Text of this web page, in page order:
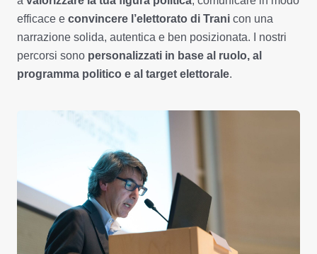
efficace e convincere l’elettorato di Trani con una
narrazione solida, autentica e ben posizionata. I nostri
percorsi sono personalizzati in base al ruolo, al
programma politico e al target elettorale.